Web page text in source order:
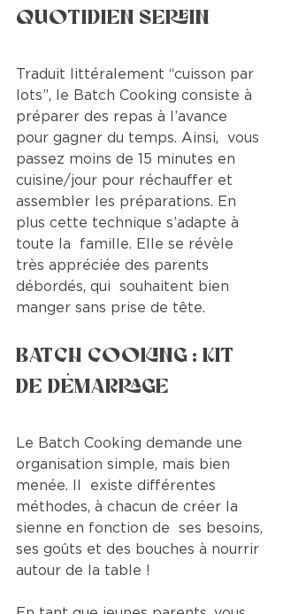
quotidien serein
Traduit littéralement “cuisson par
lots”, le Batch Cooking consiste à
préparer des repas à l’avance
pour gagner du temps. Ainsi,  vous
passez moins de 15 minutes en
cuisine/jour pour réchauffer et
assembler les préparations. En
plus cette technique s’adapte à
toute la  famille. Elle se révèle
très appréciée des parents
débordés, qui  souhaitent bien
manger sans prise de tête.
Batch Cooking : Kit
de démarrage
Le Batch Cooking demande une
organisation simple, mais bien
menée. Il  existe différentes
méthodes, à chacun de créer la
sienne en fonction de  ses besoins,
ses goûts et des bouches à nourrir
autour de la table !